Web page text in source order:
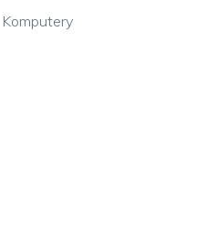
Kategorie
Komputery